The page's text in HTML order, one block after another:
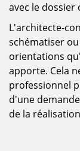
avec le
L'architecte-
schématiser
orientations
apporte. Cela
professionnel
d'une
de la